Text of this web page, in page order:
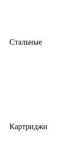
Стальные
Картриджи